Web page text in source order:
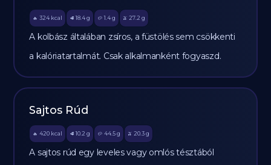
🔥 324 kcal 🥩 18.4 g 🥔 1.4g 🫒 27.2 g
A kolbász általában zsíros, a füstölés sem csökkenti
a kalóriatartalmát. Csak alkalmanként fogyaszd.
Sajtos Rúd
🔥 420 kcal 🥩 10.2 g 🥔 44.5g 🫒 20.3 g
A sajtos rúd egy leveles vagy omlós tésztából